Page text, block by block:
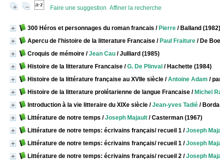
Faire une suggestion Affiner la recherche
300 Héros et personnages du roman francais / Pierre / Balland (1982)
Apercu de l'histoire de la litterature Francaise / Paul Fraiture / De
Croquis de mémoire /Jean Cau / Julliard (1985)
Histoire de la litterature Francaise /G. De Plinval / Hachette (1984)
Histoire de la littérature française au XVIIe siècle /Antoine Adam /
Histoire de la litterature prolétarienne de langue Francaise / Michel
Introduction à la vie litteraire du XIXe siècle /Jean-yves Tadié /
Littérature de notre temps /Joseph Majault / Casterman (1967)
Littérature de notre temps: écrivains français/ recueil 1 /Joseph
Littérature de notre temps: écrivains français/ recueil 1 /Joseph
Littérature de notre temps: écrivains français/ recueil 2 /Joseph